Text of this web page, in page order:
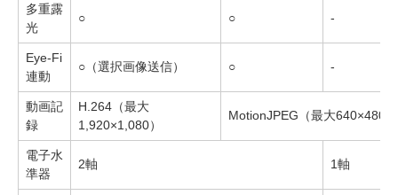
多重露
光
○ ○ -
Eye-Fi
連動
○（選択画像送信） ○ -
動画記
録
H.264（最大
1,920×1,080）
MotionJPEG（最大640×480）
電子水
準器
2軸 1軸